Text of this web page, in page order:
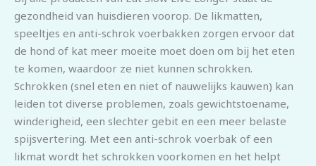
gezondheid van huisdieren voorop. De likmatten,
speeltjes en anti-schrok voerbakken zorgen ervoor dat
de hond of kat meer moeite moet doen om bij het eten
te komen, waardoor ze niet kunnen schrokken.
Schrokken (snel eten en niet of nauwelijks kauwen) kan
leiden tot diverse problemen, zoals gewichtstoename,
winderigheid, een slechter gebit en een meer belaste
spijsvertering. Met een anti-schrok voerbak of een
likmat wordt het schrokken voorkomen en het helpt